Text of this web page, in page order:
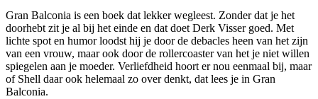
Gran Balconia is een boek dat lekker wegleest. Zonder dat je het
doorhebt zit je al bij het einde en dat doet Derk Visser goed. Met
lichte spot en humor loodst hij je door de debacles heen van het zijn
van een vrouw, maar ook door de rollercoaster van het je niet willen
spiegelen aan je moeder. Verliefdheid hoort er nou eenmaal bij, maar
of Shell daar ook helemaal zo over denkt, dat lees je in Gran
Balconia.